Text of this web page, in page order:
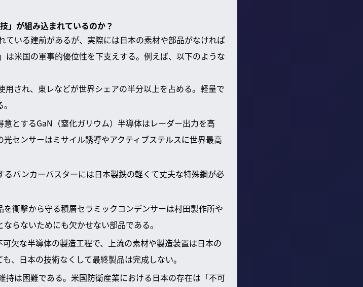
」が組み込まれているのか？
ている建前があるが、実際には日本の素材や部品がなければ
米国の軍事的優位性を下支えする。例えば、以下のような
され、東レなどが世界シェアの半分以上を占める。軽量で
とするGaN（窒化ガリウム）半導体はレーダー出力を高
センサーはミサイル誘導やアクティブステルスに世界最高
バンカーバスターには日本製鉄の軽くて丈夫な特殊鋼が必
衝撃から守る積層セラミックコンデンサーは村田製作所や
らないためにも欠かせない部品である。
欠な半導体の製造工程で、上流の素材や製造装置は日本の
、日本の技術なくして最終製品は完成しない。
持は困難である。米国防衛産業における日本の存在は「不可